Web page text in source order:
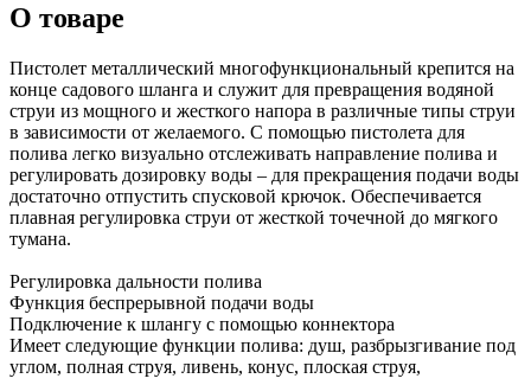
О товаре
Пистолет металлический многофункциональный крепится на
конце садового шланга и служит для превращения водяной
струи из мощного и жесткого напора в различные типы струи
в зависимости от желаемого. С помощью пистолета для
полива легко визуально отслеживать направление полива и
регулировать дозировку воды – для прекращения подачи воды
достаточно отпустить спусковой крючок. Обеспечивается
плавная регулировка струи от жесткой точечной до мягкого
тумана.
Регулировка дальности полива
Функция беспрерывной подачи воды
Подключение к шлангу с помощью коннектора
Имеет следующие функции полива: душ, разбрызгивание под
углом, полная струя, ливень, конус, плоская струя,